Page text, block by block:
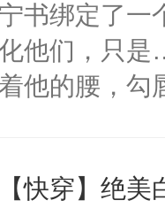
宁书绑定了一
他们，只是
着他的腰，勾
来，给老公
【快穿】绝